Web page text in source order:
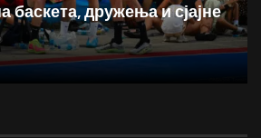
баскета, дружења и сјајне